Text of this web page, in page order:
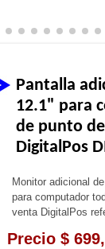
Pantalla
12.1" para
de punto
DigitalPos
Monitor adicional
para computador
venta DigitalPos
Precio $